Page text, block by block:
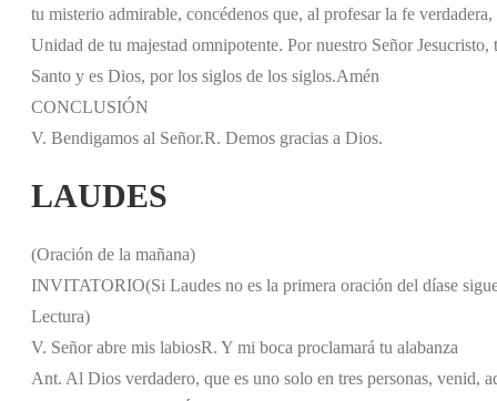
tu misterio admirable, concédenos que, al profesar la fe
Unidad de tu majestad omnipotente. Por nuestro Señor
Santo y es Dios, por los siglos de los siglos.Amén
CONCLUSIÓN
V. Bendigamos al Señor.R. Demos gracias a Dios.
LAUDES
(Oración de la mañana)
INVITATORIO(Si Laudes no es la primera oración del díase
Lectura)
V. Señor abre mis labiosR. Y mi boca proclamará tu alabanza
Ant. Al Dios verdadero, que es uno solo en tres personas, venid,